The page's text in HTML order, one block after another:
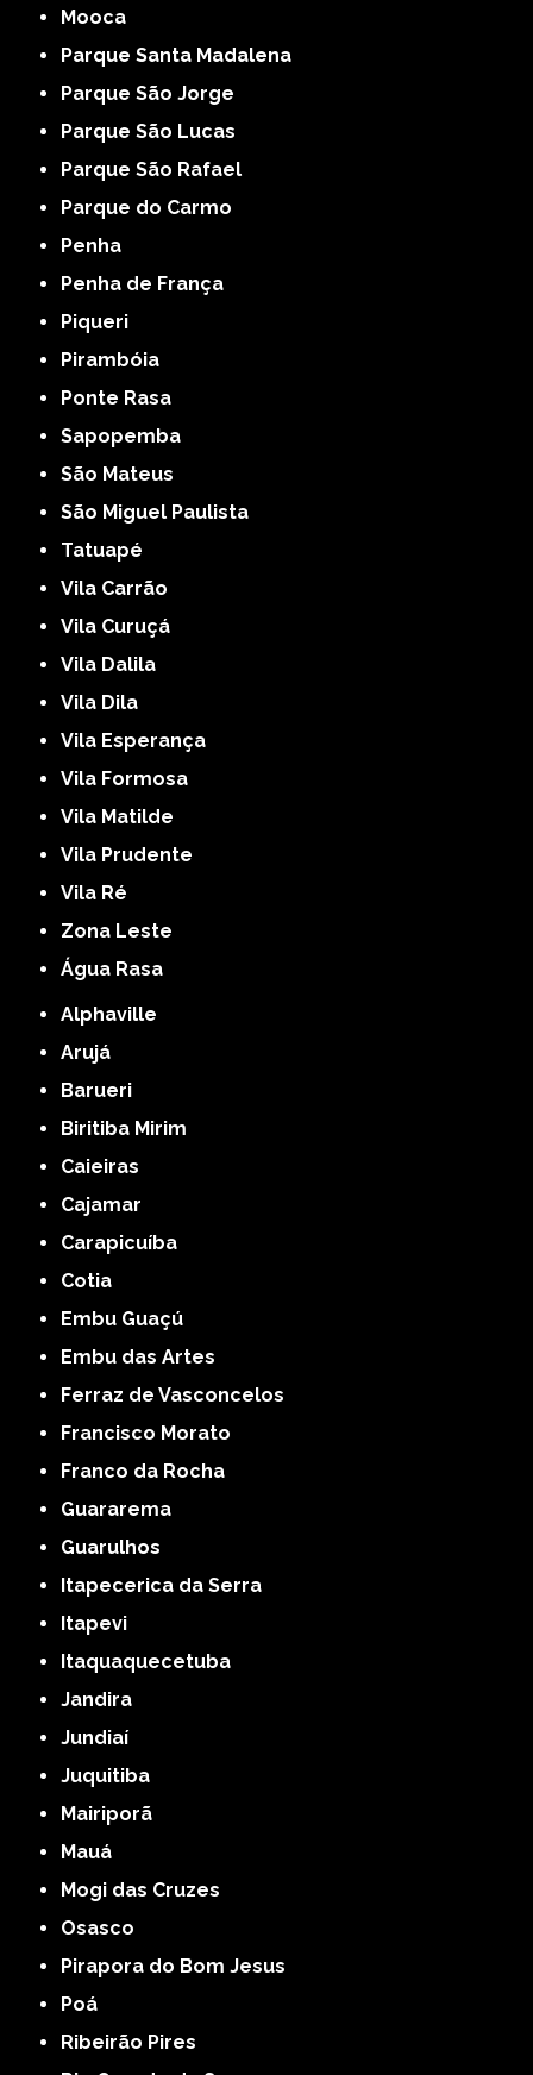
Mooca
Parque Santa Madalena
Parque São Jorge
Parque São Lucas
Parque São Rafael
Parque do Carmo
Penha
Penha de França
Piqueri
Pirambóia
Ponte Rasa
Sapopemba
São Mateus
São Miguel Paulista
Tatuapé
Vila Carrão
Vila Curuçá
Vila Dalila
Vila Dila
Vila Esperança
Vila Formosa
Vila Matilde
Vila Prudente
Vila Ré
Zona Leste
Água Rasa
Alphaville
Arujá
Barueri
Biritiba Mirim
Caieiras
Cajamar
Carapicuíba
Cotia
Embu Guaçú
Embu das Artes
Ferraz de Vasconcelos
Francisco Morato
Franco da Rocha
Guararema
Guarulhos
Itapecerica da Serra
Itapevi
Itaquaquecetuba
Jandira
Jundiaí
Juquitiba
Mairiporã
Mauá
Mogi das Cruzes
Osasco
Pirapora do Bom Jesus
Poá
Ribeirão Pires